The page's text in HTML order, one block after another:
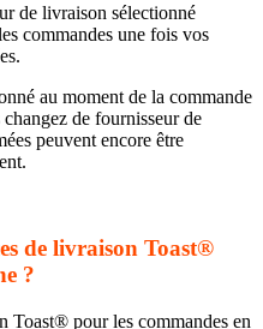
de livraison sélectionné
commandes une fois vos
au moment de la commande
de fournisseur de
peuvent encore être
de livraison Toast®
?
Toast® pour les commandes en